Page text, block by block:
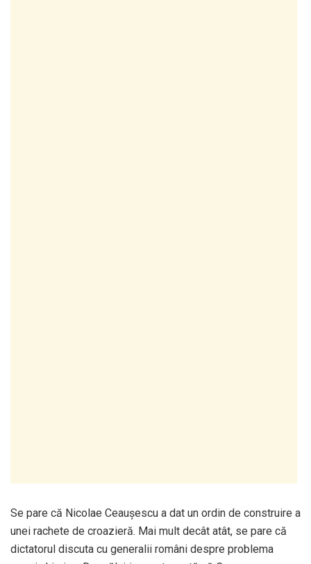
Se pare că Nicolae Ceaușescu a dat un ordin de construire a
unei rachete de croazieră. Mai mult decât atât, se pare că
dictatorul discuta cu generalii români despre problema